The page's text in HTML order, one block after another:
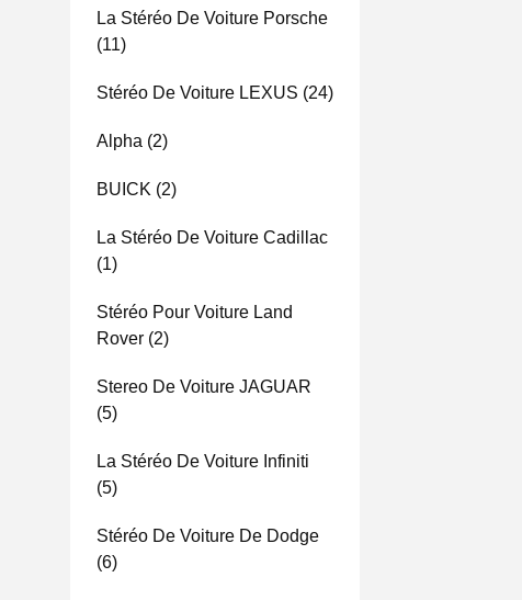
La Stéréo De Voiture Porsche
(11)
Stéréo De Voiture LEXUS (24)
Alpha (2)
BUICK (2)
La Stéréo De Voiture Cadillac
(1)
Stéréo Pour Voiture Land
Rover (2)
Stereo De Voiture JAGUAR
(5)
La Stéréo De Voiture Infiniti
(5)
Stéréo De Voiture De Dodge
(6)